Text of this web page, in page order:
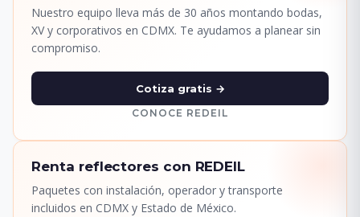
Nuestro equipo lleva más de 30 años montando bodas,
XV y corporativos en CDMX. Te ayudamos a planear sin
compromiso.
Cotiza gratis →
CONOCE REDEIL
Renta reflectores con REDEIL
Paquetes con instalación, operador y transporte
incluidos en CDMX y Estado de México.